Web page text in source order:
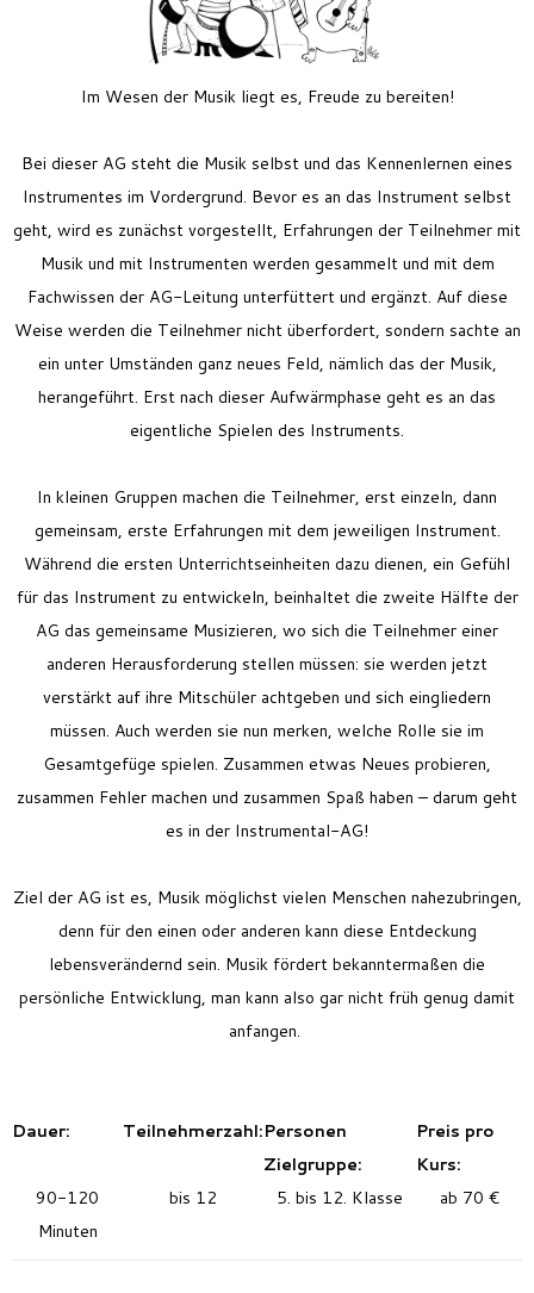
Feriencamp
Jobs
Kontakt
Im Wesen der Musik liegt es, Freude zu bereiten!
Bei dieser AG steht die Musik selbst und das Kennenlernen eines
Instrumentes im Vordergrund. Bevor es an das Instrument selbst
geht, wird es zunächst vorgestellt, Erfahrungen der Teilnehmer mit
Musik und mit Instrumenten werden gesammelt und mit dem
Fachwissen der AG-Leitung unterfüttert und ergänzt. Auf diese
Weise werden die Teilnehmer nicht überfordert, sondern sachte an
ein unter Umständen ganz neues Feld, nämlich das der Musik,
herangeführt. Erst nach dieser Aufwärmphase geht es an das
eigentliche Spielen des Instruments.
In kleinen Gruppen machen die Teilnehmer, erst einzeln, dann
gemeinsam, erste Erfahrungen mit dem jeweiligen Instrument.
Während die ersten Unterrichtseinheiten dazu dienen, ein Gefühl
für das Instrument zu entwickeln, beinhaltet die zweite Hälfte der
AG das gemeinsame Musizieren, wo sich die Teilnehmer einer
anderen Herausforderung stellen müssen: sie werden jetzt
verstärkt auf ihre Mitschüler achtgeben und sich eingliedern
müssen. Auch werden sie nun merken, welche Rolle sie im
Gesamtgefüge spielen. Zusammen etwas Neues probieren,
zusammen Fehler machen und zusammen Spaß haben – darum geht
es in der Instrumental-AG!
Ziel der AG ist es, Musik möglichst vielen Menschen nahezubringen,
denn für den einen oder anderen kann diese Entdeckung
lebensverändernd sein. Musik fördert bekanntermaßen die
persönliche Entwicklung, man kann also gar nicht früh genug damit
anfangen.
Dauer: Teilnehmerzahl:Personen
Zielgruppe:
Preis pro
Kurs:
90-120
Minuten
bis 12 5. bis 12. Klasse ab 70 €